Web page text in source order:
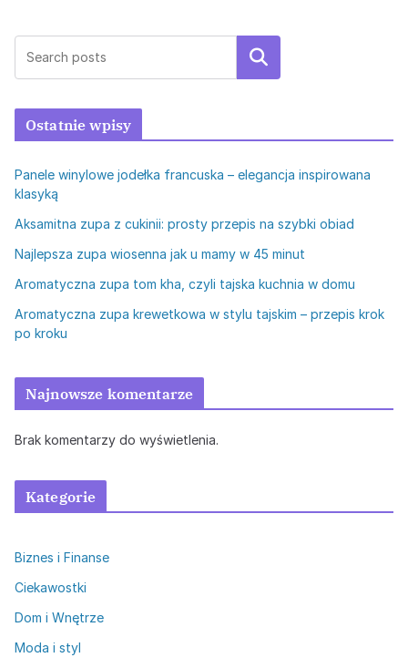
Szukaj
Ostatnie wpisy
Panele winylowe jodełka francuska – elegancja inspirowana
klasyką
Aksamitna zupa z cukinii: prosty przepis na szybki obiad
Najlepsza zupa wiosenna jak u mamy w 45 minut
Aromatyczna zupa tom kha, czyli tajska kuchnia w domu
Aromatyczna zupa krewetkowa w stylu tajskim – przepis krok
po kroku
Najnowsze komentarze
Brak komentarzy do wyświetlenia.
Kategorie
Biznes i Finanse
Ciekawostki
Dom i Wnętrze
Moda i styl